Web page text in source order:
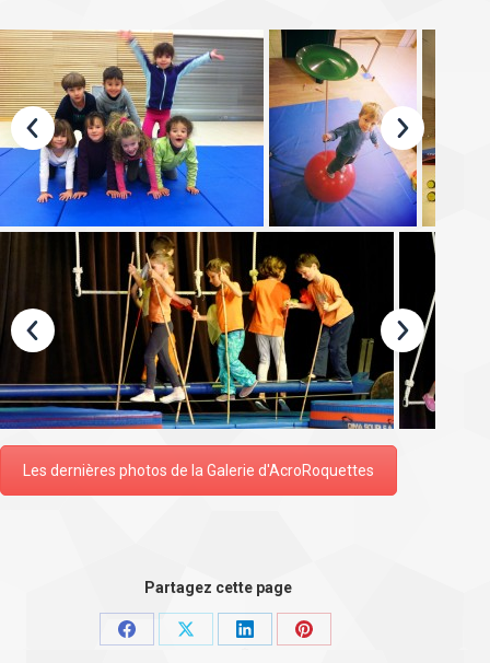
Les dernières photos de la Galerie d'AcroRoquettes
Partagez cette page
PartagerPartagerPartagerPartager